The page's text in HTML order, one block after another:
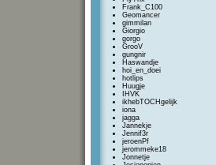
Frank_C100
Geomancer
gimmilan
Giorgio
gorgo
GrooV
gungnir
Haswandje
hoi_en_doei
hotlips
Huugje
IHVK
ikhebTOCHgelijk
iona
jagga
Jannekje
Jennif3r
jeroenPf
jerommeke18
Jonnetje